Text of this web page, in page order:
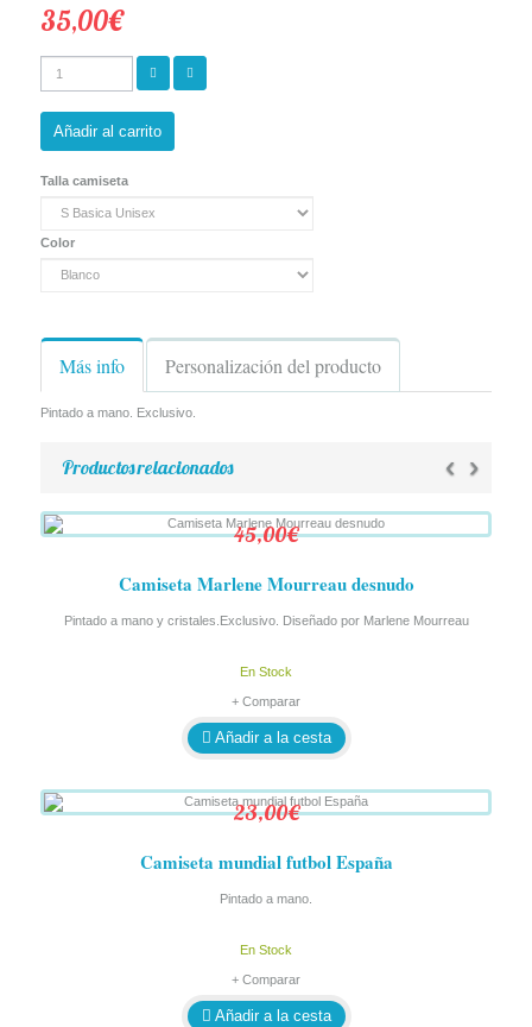
35,00€
Añadir al carrito
Talla camiseta
Color
Más info Personalización del producto
Pintado a mano. Exclusivo.
Productos relacionados ‹ ›
45,00€
Camiseta Marlene Mourreau desnudo
Pintado a mano y cristales.Exclusivo. Diseñado por Marlene Mourreau
En Stock
+ Comparar
Añadir a la cesta
23,00€
Camiseta mundial futbol España
Pintado a mano.
En Stock
+ Comparar
Añadir a la cesta